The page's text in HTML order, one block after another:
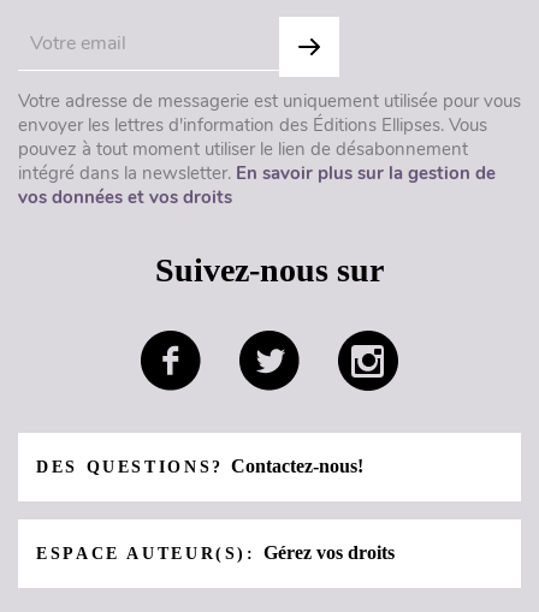
Votre adresse de messagerie est uniquement utilisée pour vous
envoyer les lettres d'information des Éditions Ellipses. Vous
pouvez à tout moment utiliser le lien de désabonnement
intégré dans la newsletter. En savoir plus sur la gestion de
vos données et vos droits
Suivez-nous sur
DES QUESTIONS?Contactez-nous!
ESPACE AUTEUR(S):Gérez vos droits